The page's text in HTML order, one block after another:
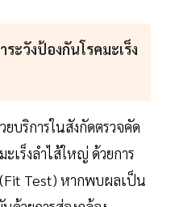
ะวังป้องกันโรคมะเร็ง
บริการในสังกัดตรวจคัด
ะเร็งลำไส้ใหญ่ ด้วยการ
(Fit Test) หากพบผลเป็น